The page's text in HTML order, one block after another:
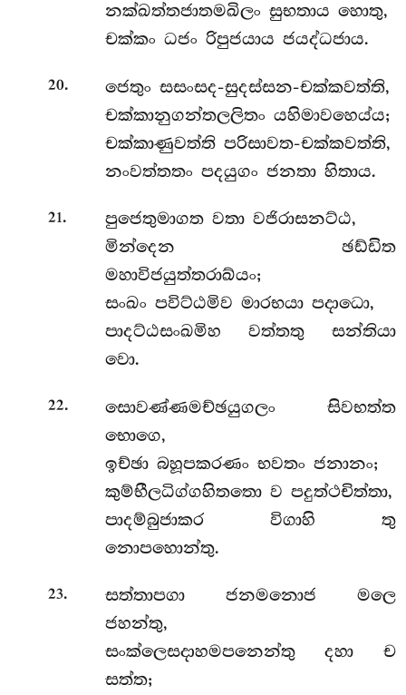
නක්ඛත්තජාතමඛිලං සුභතාය හොතු,
චක්කං ධජං රිපුජයාය ජයද්ධජාය.
20.
ජෙතුං සසංසද-සුදස්සන-චක්කවත්ති,
චක්කානුගන්තලලිතං යහිමාවහෙය්ය;
චක්කාණුවත්ති පරිසාවත-චක්කවත්ති,
නංවත්තතං පදයුගං ජනතා හිතාය.
21.
පුජෙතුමාගත වතා වජිරාසනට්ඨ,
මින්දෙන ඡඩ්ඩිත
මහාවිජයුත්තරාඛ්යං;
සංඛං පවිට්ඨමිව මාරභයා පදාධො,
පාදට්ඨසංඛමිහ වත්තතු සන්තියා
වො.
22.
සොවණ්ණමච්ඡයුගලං සිවභත්ත
භොගෙ,
ඉච්ඡා බහූපකරණං භවතං ජනානං;
කුම්භීලධිග්ගහිතතො ව පදුත්ථචිත්තා,
පාදම්බුජාකර විගාහි තු
නොපහොන්තු.
23.
සත්තාපගා ජනමනොජ මලෙ
ජහන්තු,
සංක්ලෙසදාහමපනෙන්තු දහා ච
සත්ත;